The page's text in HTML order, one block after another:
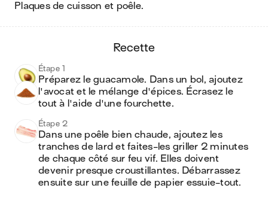
plaques de cuisson et poêle.
recette
Étape 1
Préparez le guacamole. Dans un bol, ajoutez
l'avocat et le mélange d'épices. Écrasez le
tout à l'aide d'une fourchette.
Étape 2
Dans une poêle bien chaude, ajoutez les
tranches de lard et faites-les griller 2 minutes
de chaque côté sur feu vif. Elles doivent
devenir presque croustillantes. Débarrassez
ensuite sur une feuille de papier essuie-tout.